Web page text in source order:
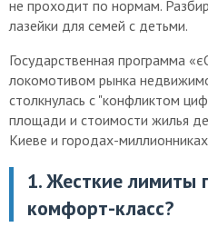
не проходит по нормам.
лазейки для семей с детьми.
Государственная программа
локомотивом рынка
столкнулась с "конфликтом
площади и стоимости жилья
Киеве и городах-
1. Жесткие лимиты
комфорт-класс?